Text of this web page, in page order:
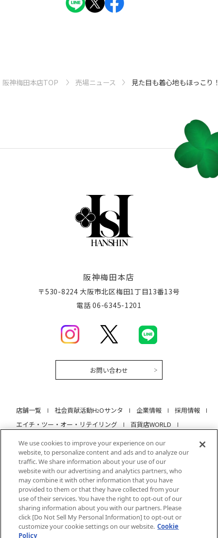
阪神梅田本店TOP 売場ニュース 見た目も着心地もほっこ
阪神梅田本店
〒530-8224 大阪市北区梅田1丁目13番13号
電話 06-6345-1201
お問い合わせ
店舗一覧 社会貢献活動H2Oサンタ 企業情報
採用情報
エイチ・ツー・オー・リテイリング
百貨店WORLD
当サイトについて
プライバシーポリシー
クッキーポリシー
ソーシャルメディアポリシー
特定商取引法に基づく表記
サイトマップ
メールアドレスの登録・変更
We use cookies to improve your experience on our
website, to personalize content and ads and to analyze our
traffic. We share information about your use of our
website with our advertising and analytics partners, who
may combine it with other information that you have
provided to them or that they have collected from your
use of their services. You have the right to opt-out of our
sharing information about you with our partners. Please
click [Do Not Sell My Personal Information] to opt-out or
customize your cookie settings on our website. Cookie
Policy